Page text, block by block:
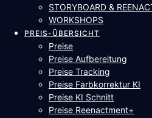
STORYBOARD &
WORKSHOPS
PREIS-ÜBERSICHT
Preise
Preise Aufbereitung
Preise Tracking
Preise Farbkorrektur KI
Preise KI Schnitt
Preise Reenactment+